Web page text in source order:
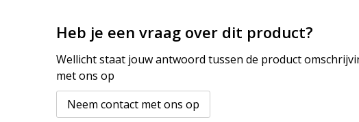
Heb je een vraag over dit product?
Wellicht staat jouw antwoord tussen de product
met ons op
Neem contact met ons op